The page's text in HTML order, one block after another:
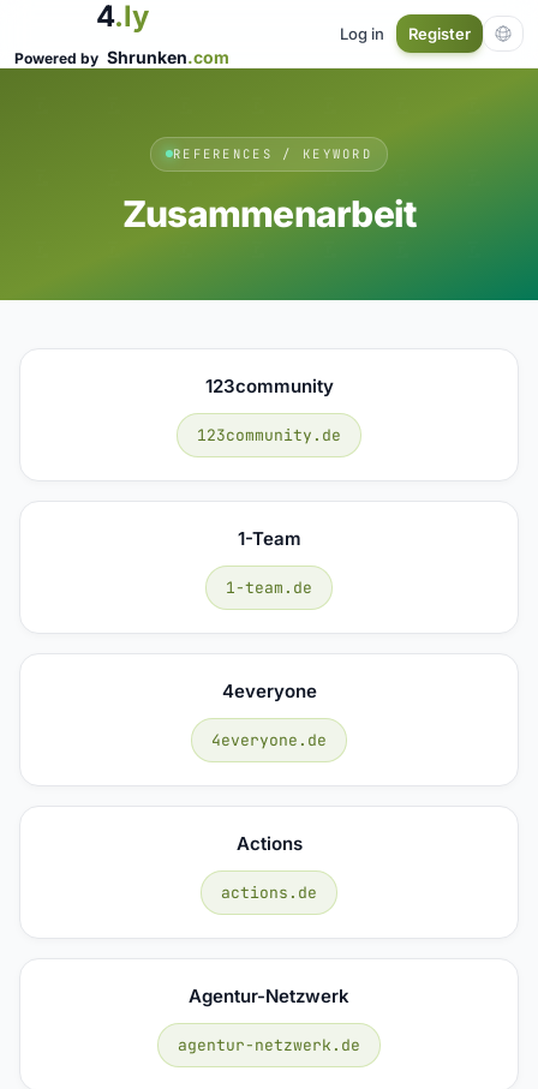
4.ly
Powered by Shrunken.com
Log in Register
REFERENCES / KEYWORD
Zusammenarbeit
123community
123community.de
1-Team
1-team.de
4everyone
4everyone.de
Actions
actions.de
Agentur-Netzwerk
agentur-netzwerk.de